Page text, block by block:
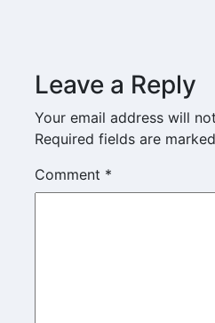
Leave a Reply
Your email address will
Required fields are marked
Comment *